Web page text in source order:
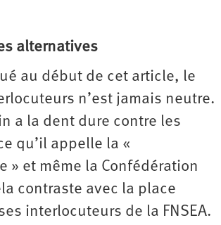
alternatives
au début de cet article, le
n’est jamais neutre.
a la dent dure contre les
qu’il appelle la «
» et même la Confédération
contraste avec la place
interlocuteurs de la FNSEA.